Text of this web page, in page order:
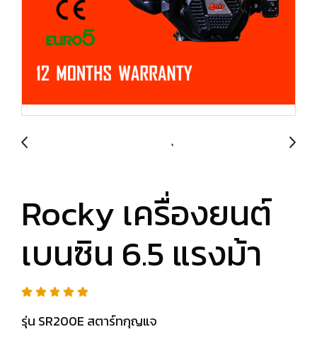
Rocky เครื่องยนต์
เบนซิน 6.5 แรงม้า
รุ่น SR200E สตาร์ทกุญแจ